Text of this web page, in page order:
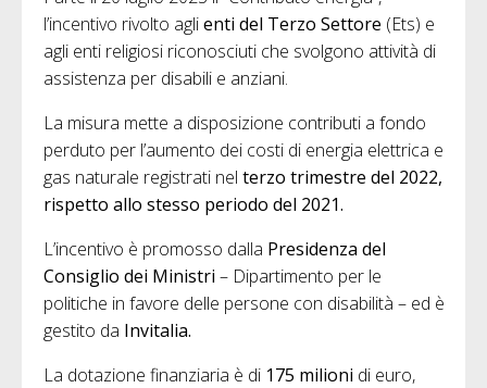
l’incentivo rivolto aglienti del Terzo Settore (Ets) e
agli enti religiosi riconosciuti che svolgono attività di
assistenza per disabili e anziani.
La misura mette a disposizione contributi a fondo
perduto per l’aumento dei costi di energia elettrica e
gas naturale registrati nel terzo trimestre del 2022,
rispetto allo stesso periodo del 2021.
L’incentivo è promosso dalla Presidenza del
Consiglio dei Ministri – Dipartimento per le
politiche in favore delle persone con disabilità – ed è
gestito da Invitalia.
La dotazione finanziaria è di 175 milioni di euro,